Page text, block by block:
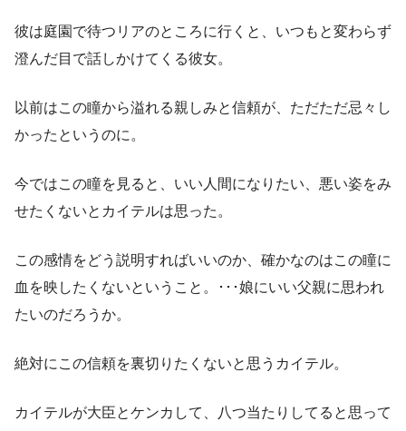
彼は庭園で待つリアのところに行くと、いつもと変わらず
澄んだ目で話しかけてくる彼女。
以前はこの瞳から溢れる親しみと信頼が、ただただ忌々し
かったというのに。
今ではこの瞳を見ると、いい人間になりたい、悪い姿をみ
せたくないとカイテルは思った。
この感情をどう説明すればいいのか、確かなのはこの瞳に
血を映したくないということ。･･･娘にいい父親に思われ
たいのだろうか。
絶対にこの信頼を裏切りたくないと思うカイテル。
カイテルが大臣とケンカして、八つ当たりしてると思って